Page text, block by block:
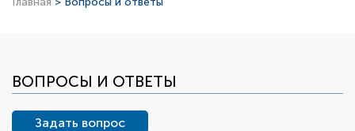
ВОПРОСЫ И ОТВЕТЫ
Задать вопрос